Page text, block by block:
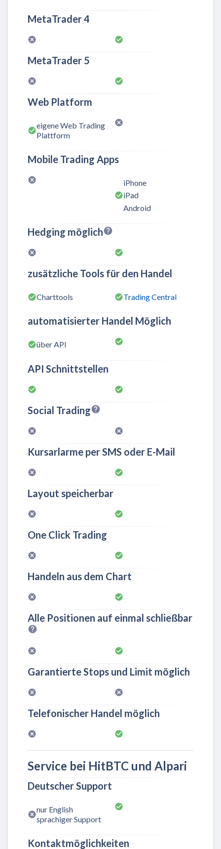
MetaTrader 4
MetaTrader 5
Web Platform
eigene Web Trading
Plattform
Mobile Trading Apps
iPhone
iPad
Android
Hedging möglich
zusätzliche Tools für den Handel
Charttools Trading Central
automatisierter Handel Möglich
über API
API Schnittstellen
Social Trading
Kursarlarme per SMS oder E-Mail
Layout speicherbar
One Click Trading
Handeln aus dem Chart
Alle Positionen auf einmal schließbar
Garantierte Stops und Limit möglich
Telefonischer Handel möglich
Service bei HitBTC und Alpari
Deutscher Support
nur English
sprachiger Support
Kontaktmöglichkeiten